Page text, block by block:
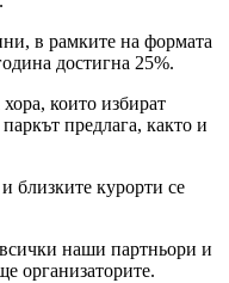
в рамките на формата
достигна 25%.
които избират
предлага, както и
близките курорти се
наши партньори и
организаторите.